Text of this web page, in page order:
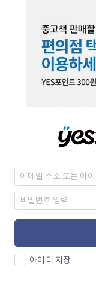
아이디 저장